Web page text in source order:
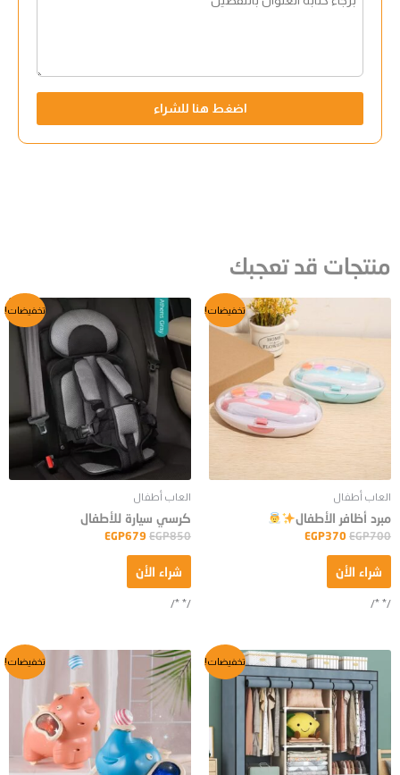
اضغط هنا للشراء
منتجات قد تعجبك
تخفيضات!
العاب أطفال
مبرد أظافر الأطفال
EGP700
EGP370
السعر
الحالي
هو:
EGP370.
شراء الأن
/* */
تخفيضات!
العاب أطفال
كرسي سيارة للأطفال
EGP850
EGP850.
EGP679
الحالي
هو:
EGP679.
شراء الأن
/* */
تخفيضات!
السعر
الأصلي
هو:
EGP800.
السعر
الحالي
هو:
EGP550.
تخفيضات!
السعر
EGP450.
السعر
الحالي
هو:
EGP285.